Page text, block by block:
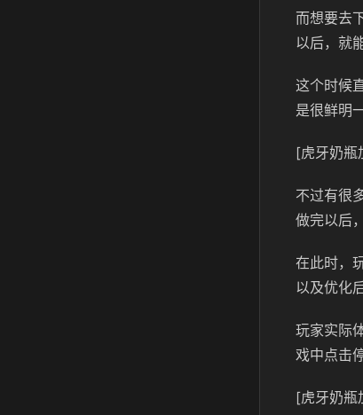
而想要去
以后，就
这个时候
是很鲜明
[虎牙奶瓶
不过有很
做完以后
在此时，
以及优化
玩家实际
戏中点击
[虎牙奶瓶